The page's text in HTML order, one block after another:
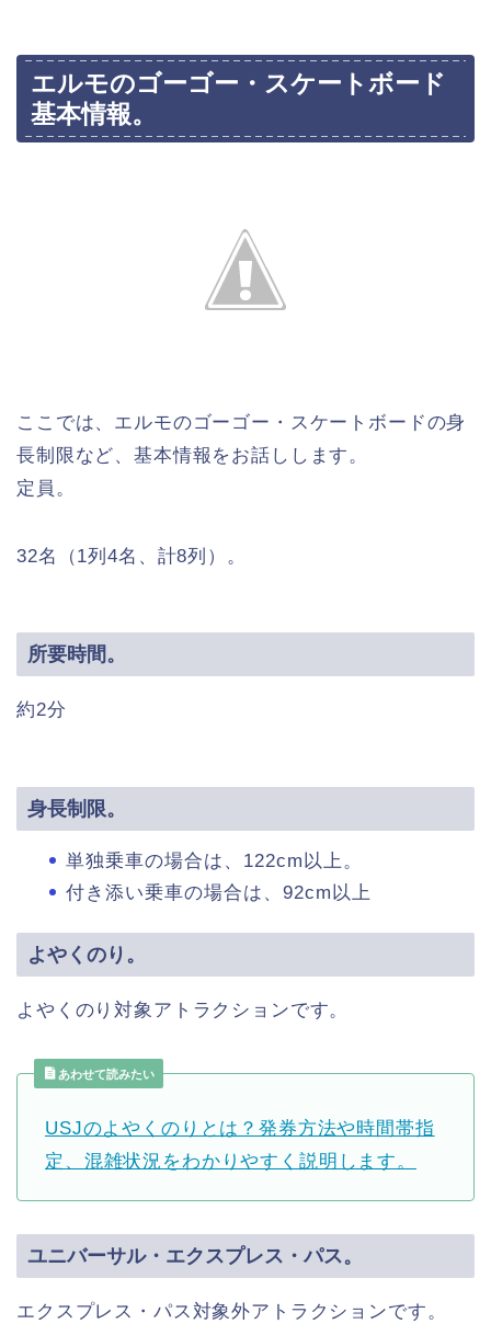
エルモのゴーゴー・スケートボード
基本情報。
ここでは、エルモのゴーゴー・スケートボードの身
長制限など、基本情報をお話しします。
定員。
32名（1列4名、計8列）。
所要時間。
約2分
身長制限。
単独乗車の場合は、122cm以上。
付き添い乗車の場合は、92cm以上
よやくのり。
よやくのり対象アトラクションです。
あわせて読みたい
USJのよやくのりとは？発券方法や時間帯指
定、混雑状況をわかりやすく説明します。
ユニバーサル・エクスプレス・パス。
エクスプレス・パス対象外アトラクションです。